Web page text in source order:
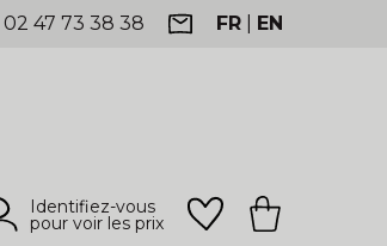
02 47 73 38 38 FR EN
Identifiez-vous
pour voir les prix